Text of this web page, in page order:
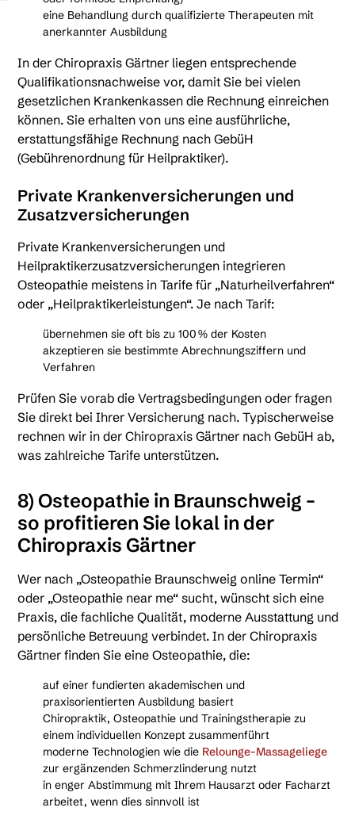
eine Behandlung durch qualifizierte Therapeuten mit
anerkannter Ausbildung
In der Chiropraxis Gärtner liegen entsprechende
Qualifikationsnachweise vor, damit Sie bei vielen
gesetzlichen Krankenkassen die Rechnung einreichen
können. Sie erhalten von uns eine ausführliche,
erstattungsfähige Rechnung nach GebüH
(Gebührenordnung für Heilpraktiker).
Private Krankenversicherungen und
Zusatzversicherungen
Private Krankenversicherungen und
Heilpraktikerzusatzversicherungen integrieren
Osteopathie meistens in Tarife für „Naturheilverfahren“
oder „Heilpraktikerleistungen“. Je nach Tarif:
übernehmen sie oft bis zu 100 % der Kosten
akzeptieren sie bestimmte Abrechnungsziffern und
Verfahren
Prüfen Sie vorab die Vertragsbedingungen oder fragen
Sie direkt bei Ihrer Versicherung nach. Typischerweise
rechnen wir in der Chiropraxis Gärtner nach GebüH ab,
was zahlreiche Tarife unterstützen.
8) Osteopathie in Braunschweig –
so profitieren Sie lokal in der
Chiropraxis Gärtner
Wer nach „Osteopathie Braunschweig online Termin“
oder „Osteopathie near me“ sucht, wünscht sich eine
Praxis, die fachliche Qualität, moderne Ausstattung und
persönliche Betreuung verbindet. In der Chiropraxis
Gärtner finden Sie eine Osteopathie, die:
auf einer fundierten akademischen und
praxisorientierten Ausbildung basiert
Chiropraktik, Osteopathie und Trainingstherapie zu
einem individuellen Konzept zusammenführt
moderne Technologien wie die Relounge-Massageliege
zur ergänzenden Schmerzlinderung nutzt
in enger Abstimmung mit Ihrem Hausarzt oder Facharzt
arbeitet, wenn dies sinnvoll ist